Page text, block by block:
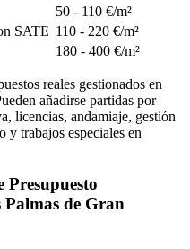
50 - 110 €/m²
SATE 110 - 220 €/m²
180 - 400 €/m²
reales gestionados en
añadirse partidas por
licencias, andamiaje, gestión
y trabajos especiales en
Presupuesto
de Gran